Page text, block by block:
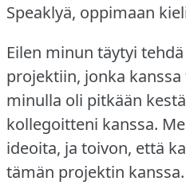
Speaklyä, oppimaan
Eilen minun täytyi
projektiin, jonka
minulla oli pitkään
kollegoitteni kanssa.
ideoita, ja toivon, että
tämän projektin kanssa.